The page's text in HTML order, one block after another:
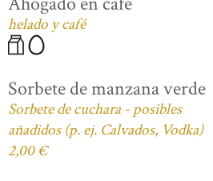
helado y café
Sorbete de manzana verde
Sorbete de cuchara - posibles
añadidos (p. ej. Calvados, Vodka)
2,00 €